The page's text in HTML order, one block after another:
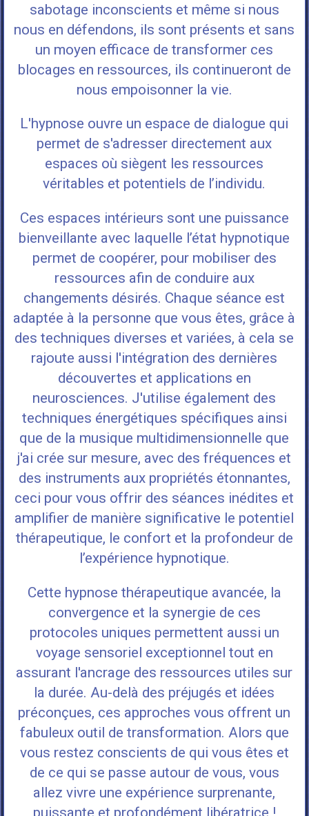
sabotage inconscients et même si nous
nous en défendons, ils sont présents et sans
un moyen efficace de transformer ces
blocages en ressources, ils continueront de
nous empoisonner la vie.
L'hypnose ouvre un espace de dialogue qui
permet de s'adresser directement aux
espaces où siègent les ressources
véritables et potentiels de l’individu.
Ces espaces intérieurs sont une puissance
bienveillante avec laquelle l’état hypnotique
permet de coopérer, pour mobiliser des
ressources afin de conduire aux
changements désirés. Chaque séance est
adaptée à la personne que vous êtes, grâce à
des techniques diverses et variées, à cela se
rajoute aussi l'intégration des dernières
découvertes et applications en
neurosciences. J'utilise également des
techniques énergétiques spécifiques ainsi
que de la musique multidimensionnelle que
j'ai crée sur mesure, avec des fréquences et
des instruments aux propriétés étonnantes,
ceci pour vous offrir des séances inédites et
amplifier de manière significative le potentiel
thérapeutique, le confort et la profondeur de
l’expérience hypnotique.
Cette hypnose thérapeutique avancée, la
convergence et la synergie de ces
protocoles uniques permettent aussi un
voyage sensoriel exceptionnel tout en
assurant l'ancrage des ressources utiles sur
la durée. Au-delà des préjugés et idées
préconçues, ces approches vous offrent un
fabuleux outil de transformation. Alors que
vous restez conscients de qui vous êtes et
de ce qui se passe autour de vous, vous
allez vivre une expérience surprenante,
puissante et profondément libératrice !